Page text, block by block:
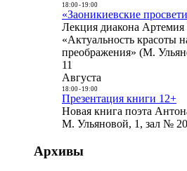
18:00- 19:00
«Заоникиевские
Лекция диакона Артемия
«Актуальность красоты
преображения» (М.
11
Августа
18:00- 19:00
Презентация книги 12+
Новая книга поэта
М. Ульяновой, 1, зал №
Архивы